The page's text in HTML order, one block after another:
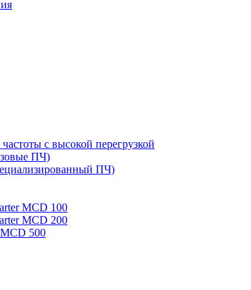
с высокой перегрузкой
ПЧ)
ПЧ)
MCD 100
MCD 200
MCD 500